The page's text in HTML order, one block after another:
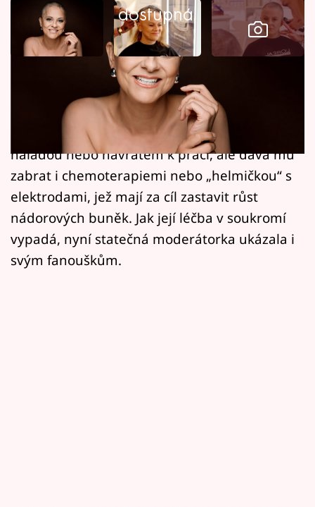
Seriály
Horoskopy
Sledujte prima+
Filmový festival Karlovy Vary
Pořady
Mámy sobě
Přihlášení
dostupná.
Laďka Něrgešová je odhodlaná nedat
nádorovému onemocnění mozku vydechnout.
Nejenže proti němu bojuje svou pozitivní
náladou nebo návratem k práci, ale dává mu
zabrat i chemoterapiemi nebo „helmičkou“ s
elektrodami, jež mají za cíl zastavit růst
nádorových buněk. Jak její léčba v soukromí
vypadá, nyní statečná moderátorka ukázala i
svým fanouškům.